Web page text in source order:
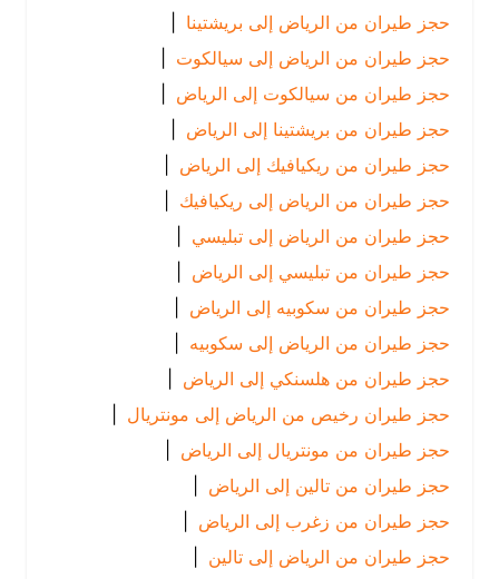
حجز طيران من الرياض إلى بريشتينا |
حجز طيران من الرياض إلى سيالكوت |
حجز طيران من سيالكوت إلى الرياض
|
حجز طيران من بريشتينا إلى الرياض
|
حجز طيران من ريكيافيك إلى الرياض
|
حجز طيران من الرياض إلى ريكيافيك |
حجز طيران من الرياض إلى تبليسي |
حجز طيران من تبليسي إلى الرياض
|
حجز طيران من سكوبيه إلى الرياض
|
حجز طيران من الرياض إلى سكوبيه |
حجز طيران من هلسنكي إلى الرياض
|
حجز طيران رخيص من الرياض إلى مونتريال |
حجز طيران من مونتريال إلى الرياض
|
حجز طيران من تالين إلى الرياض
|
حجز طيران من زغرب إلى الرياض
|
حجز طيران من الرياض إلى تالين
|